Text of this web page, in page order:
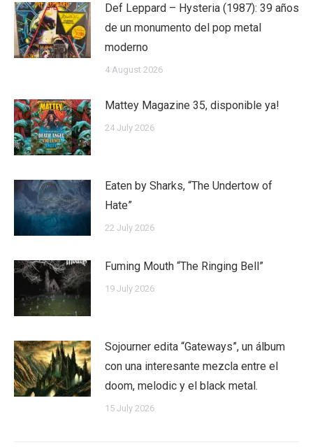
Def Leppard – Hysteria (1987): 39 años
de un monumento del pop metal
moderno
4 August 2026
Mattey Magazine 35, disponible ya!
24 July 2026
Eaten by Sharks, “The Undertow of
Hate”
22 July 2026
Fuming Mouth “The Ringing Bell”
19 July 2026
Sojourner edita “Gateways”, un álbum
con una interesante mezcla entre el
doom, melodic y el black metal.
15 July 2026